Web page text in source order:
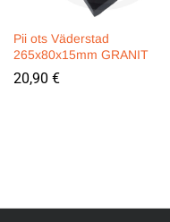
Pii ots Väderstad
265x80x15mm GRANIT
20,90 €